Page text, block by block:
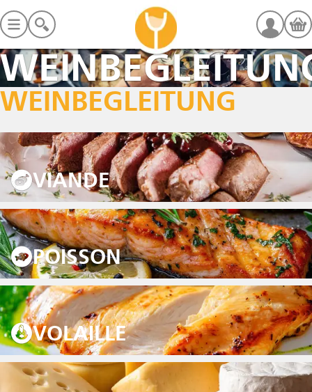
WEINBEGLEITUNG
VIANDE
POISSON
VOLAILLE